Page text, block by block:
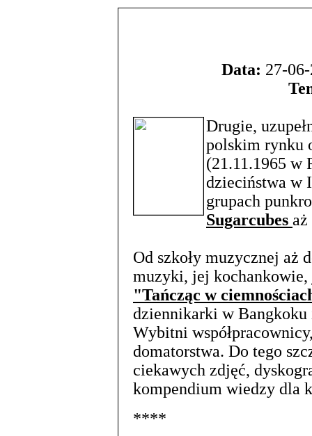
Data: 27-
Drugie,
polskim rynku
(21.11.1965 w
dzieciństwa w
grupach
Sugarcubes aż
Od szkoły muzycznej aż
muzyki, jej
"Tańcząc w
dziennikarki w Bangkoku
Wybitni
domatorstwa. Do tego
ciekawych zdjęć,
kompendium wiedzy dla
****